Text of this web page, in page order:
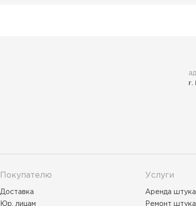
г.
Покупателю
Доставка
Юр. лицам
Услуги
Аренда
Ремонт